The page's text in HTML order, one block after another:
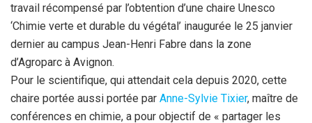
travail récompensé par l’obtention d’une chaire Unesco
‘Chimie verte et durable du végétal’ inaugurée le 25 janvier
dernier au campus Jean-Henri Fabre dans la zone
d’Agroparc à Avignon.
Pour le scientifique, qui attendait cela depuis 2020, cette
chaire portée aussi portée par Anne-Sylvie Tixier, maître de
conférences en chimie, a pour objectif de « partager les